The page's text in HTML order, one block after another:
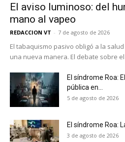
El aviso luminoso: del
mano al vapeo
REDACCION VT - 7 de agosto de 2026
El tabaquismo pasivo obligó a la
una nueva manera. El debate sobre
El síndrome Roa:
pública en...
5 de agosto de 2026
El síndrome Roa:
3 de agosto de 2026